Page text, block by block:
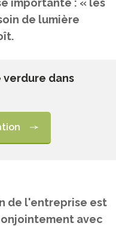
importante : « les
de lumière
verdure dans
de l'entreprise est
avec